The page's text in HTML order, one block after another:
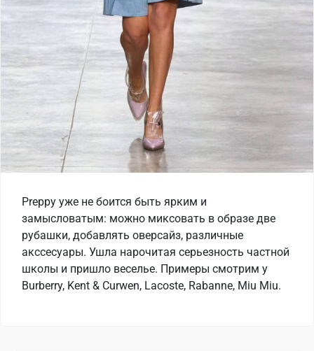
Preppy уже не боится быть ярким и
замысловатым: можно миксовать в образе две
рубашки, добавлять оверсайз, различные
акссесуары. Ушла нарочитая серьезность частной
школы и пришло веселье. Примеры смотрим у
Burberry, Kent & Curwen, Lacoste, Rabanne, Miu Miu.